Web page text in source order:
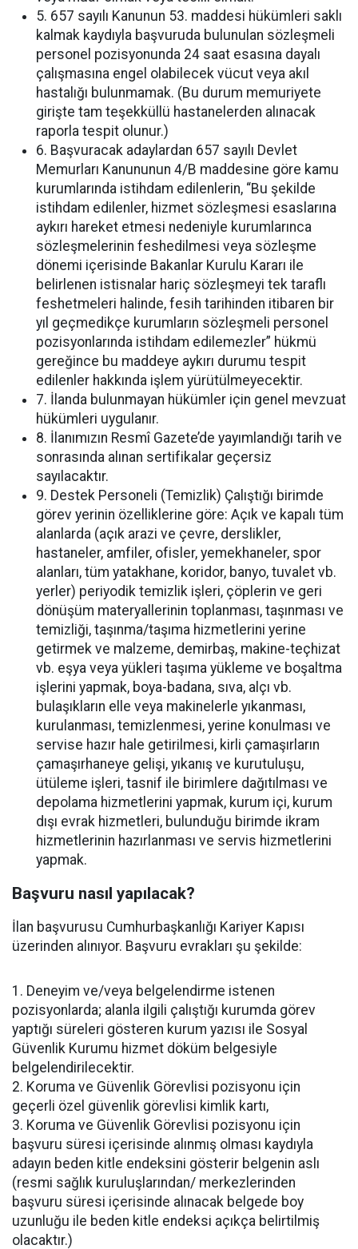
5. 657 sayılı Kanunun 53. maddesi hükümleri saklı
kalmak kaydıyla başvuruda bulunulan sözleşmeli
personel pozisyonunda 24 saat esasına dayalı
çalışmasına engel olabilecek vücut veya akıl
hastalığı bulunmamak. (Bu durum memuriyete
girişte tam teşekküllü hastanelerden alınacak
raporla tespit olunur.)
6. Başvuracak adaylardan 657 sayılı Devlet
Memurları Kanununun 4/B maddesine göre kamu
kurumlarında istihdam edilenlerin, “Bu şekilde
istihdam edilenler, hizmet sözleşmesi esaslarına
aykırı hareket etmesi nedeniyle kurumlarınca
sözleşmelerinin feshedilmesi veya sözleşme
dönemi içerisinde Bakanlar Kurulu Kararı ile
belirlenen istisnalar hariç sözleşmeyi tek taraflı
feshetmeleri halinde, fesih tarihinden itibaren bir
yıl geçmedikçe kurumların sözleşmeli personel
pozisyonlarında istihdam edilemezler” hükmü
gereğince bu maddeye aykırı durumu tespit
edilenler hakkında işlem yürütülmeyecektir.
7. İlanda bulunmayan hükümler için genel mevzuat
hükümleri uygulanır.
8. İlanımızın Resmî Gazete’de yayımlandığı tarih ve
sonrasında alınan sertifikalar geçersiz
sayılacaktır.
9. Destek Personeli (Temizlik) Çalıştığı birimde
görev yerinin özelliklerine göre: Açık ve kapalı tüm
alanlarda (açık arazi ve çevre, derslikler,
hastaneler, amfiler, ofisler, yemekhaneler, spor
alanları, tüm yatakhane, koridor, banyo, tuvalet vb.
yerler) periyodik temizlik işleri, çöplerin ve geri
dönüşüm materyallerinin toplanması, taşınması ve
temizliği, taşınma/taşıma hizmetlerini yerine
getirmek ve malzeme, demirbaş, makine-teçhizat
vb. eşya veya yükleri taşıma yükleme ve boşaltma
işlerini yapmak, boya-badana, sıva, alçı vb.
bulaşıkların elle veya makinelerle yıkanması,
kurulanması, temizlenmesi, yerine konulması ve
servise hazır hale getirilmesi, kirli çamaşırların
çamaşırhaneye gelişi, yıkanış ve kurutuluşu,
ütüleme işleri, tasnif ile birimlere dağıtılması ve
depolama hizmetlerini yapmak, kurum içi, kurum
dışı evrak hizmetleri, bulunduğu birimde ikram
hizmetlerinin hazırlanması ve servis hizmetlerini
yapmak.
Başvuru nasıl yapılacak?
İlan başvurusu Cumhurbaşkanlığı Kariyer Kapısı
üzerinden alınıyor. Başvuru evrakları şu şekilde:
1. Deneyim ve/veya belgelendirme istenen
pozisyonlarda; alanla ilgili çalıştığı kurumda görev
yaptığı süreleri gösteren kurum yazısı ile Sosyal
Güvenlik Kurumu hizmet döküm belgesiyle
belgelendirilecektir.
2. Koruma ve Güvenlik Görevlisi pozisyonu için
geçerli özel güvenlik görevlisi kimlik kartı,
3. Koruma ve Güvenlik Görevlisi pozisyonu için
başvuru süresi içerisinde alınmış olması kaydıyla
adayın beden kitle endeksini gösterir belgenin aslı
(resmi sağlık kuruluşlarından/ merkezlerinden
başvuru süresi içerisinde alınacak belgede boy
uzunluğu ile beden kitle endeksi açıkça belirtilmiş
olacaktır.)